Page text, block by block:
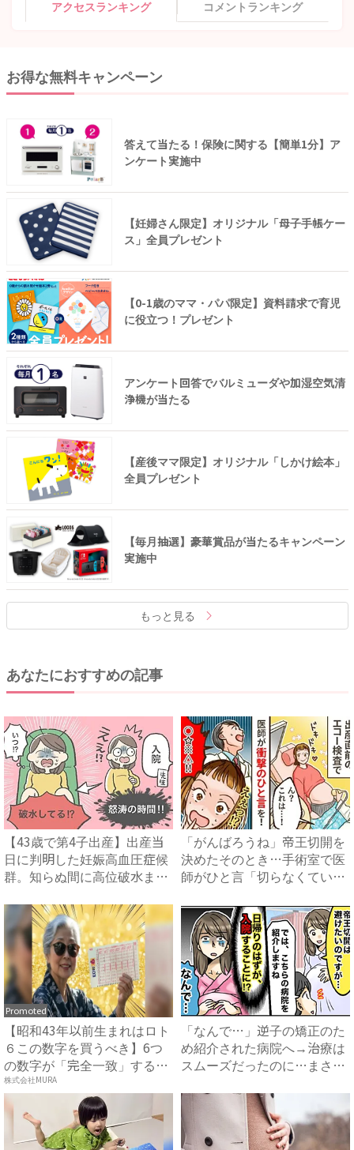
アクセスランキング コメントランキング
お得な無料キャンペーン
答えて当たる！保険に関する【簡単1分】ア
ンケート実施中
【妊婦さん限定】オリジナル「母子手帳ケー
ス」全員プレゼント
【0-1歳のママ・パパ限定】資料請求で育児
に役立つ！プレゼント
アンケート回答でバルミューダや加湿空気清
浄機が当たる
【産後ママ限定】オリジナル「しかけ絵本」
全員プレゼント
【毎月抽選】豪華賞品が当たるキャンペーン
実施中
もっと見る
あなたにおすすめの記事
【43歳で第4子出産】出産当
日に判明した妊娠高血圧症候
群。知らぬ間に高位破水ま
「がんばろうね」帝王切開を
決めたそのとき…手術室で医
師がひと言「切らなくてい
Promoted
【昭和43年以前生まれはロト
６この数字を買うべき】6つ
の数字が「完全一致」する
方...
株式会社MURA
「なんで…」逆子の矯正のた
め紹介された病院へ→治療は
スムーズだったのに…まさか